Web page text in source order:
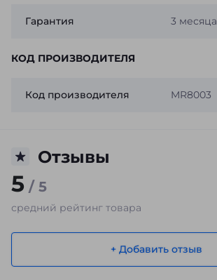
Гарантия 3 месяца
КОД ПРОИЗВОДИТЕЛЯ
Код производителя MR8003
Отзывы
5 / 5
средний рейтинг товара
+ Добавить отзыв